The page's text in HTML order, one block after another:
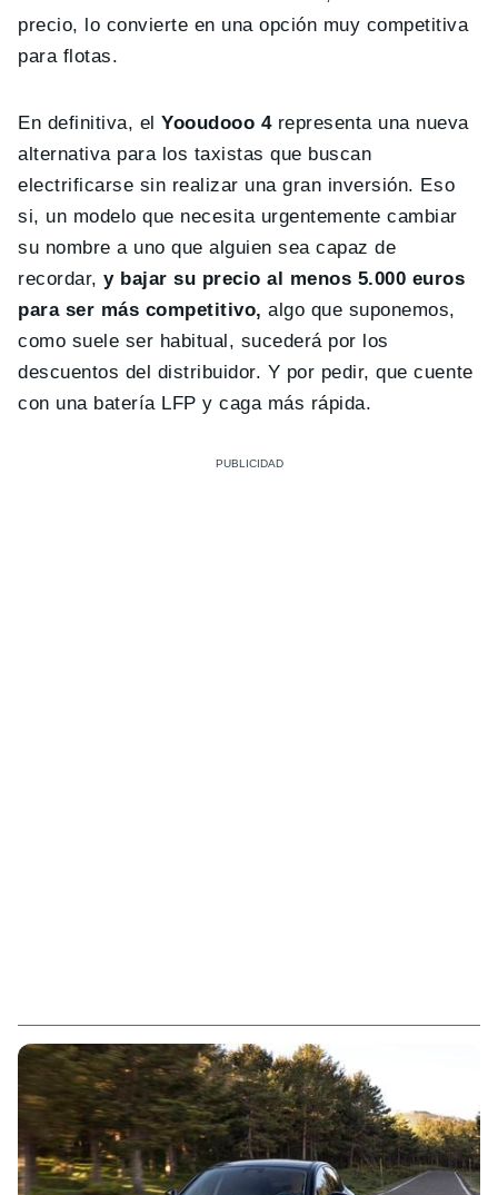
precio, lo convierte en una opción muy competitiva
para flotas.
En definitiva, elYooudooo 4representa una nueva
alternativa para los taxistas que buscan
electrificarse sin realizar una gran inversión. Eso
si, un modelo que necesita urgentemente cambiar
su nombre a uno que alguien sea capaz de
recordar,y bajar su precio al menos 5.000 euros
para ser más competitivo, algo que suponemos,
como suele ser habitual, sucederá por los
descuentos del distribuidor. Y por pedir, que cuente
con una batería LFP y caga más rápida.